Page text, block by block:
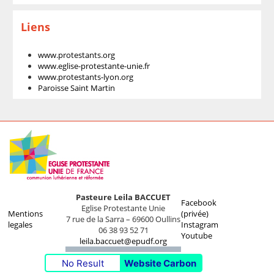
Liens
www.protestants.org
www.eglise-protestante-unie.fr
www.protestants-lyon.org
Paroisse Saint Martin
Mentions
legales
Pasteure Leila BACCUET
Eglise Protestante Unie
7 rue de la Sarra – 69600 Oullins
06 38 93 52 71
leila.baccuet@epudf.org
Facebook
(privée)
Instagram
Youtube
No Result Website Carbon